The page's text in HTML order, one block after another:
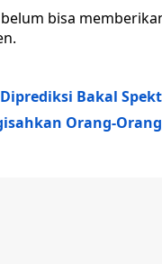
bisa
Bakal
Orang-